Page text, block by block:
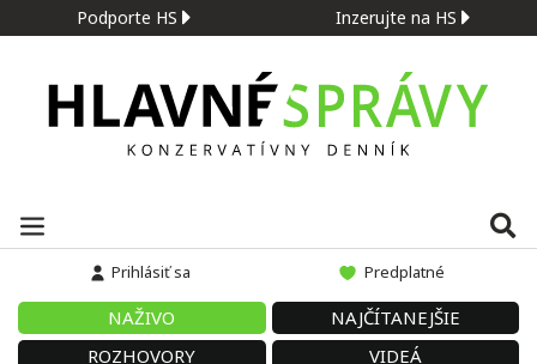
Podporte HS Inzerujte na HS
Prihlásiť sa Predplatné
NAŽIVO
NAJČÍTANEJŠIE
ROZHOVORY
VIDEÁ